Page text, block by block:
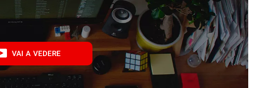
VAI A VEDERE